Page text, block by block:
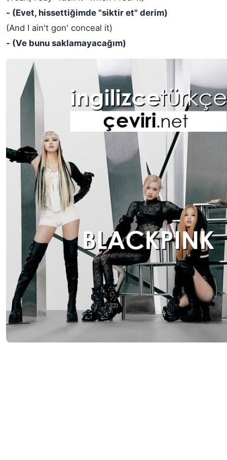
- (Evet, hissettiğimde "siktir et" derim)
(And I ain't gon' conceal it)
- (Ve bunu saklamayacağım)